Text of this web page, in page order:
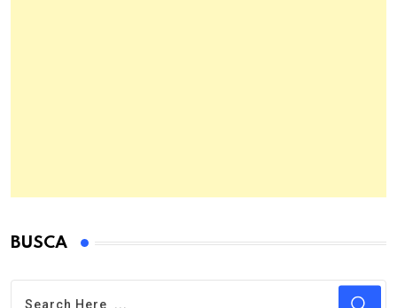
BUSCA